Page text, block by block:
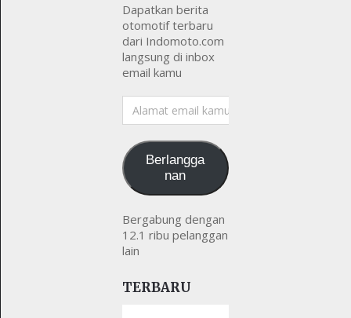
Dapatkan berita
otomotif terbaru
dari Indomoto.com
langsung di inbox
email kamu
Alamat
email
Berlangga
nan
Bergabung dengan
12.1 ribu pelanggan
lain
TERBARU